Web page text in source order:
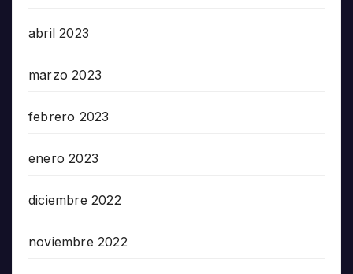
abril 2023
marzo 2023
febrero 2023
enero 2023
diciembre 2022
noviembre 2022